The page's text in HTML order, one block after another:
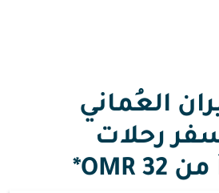
العُماني
رحلات
من 32 OMR*